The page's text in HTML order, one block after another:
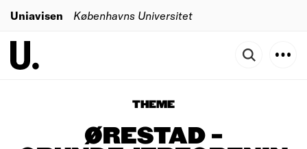
Uniavisen Københavns Universitet
THEME
ØRESTAD –